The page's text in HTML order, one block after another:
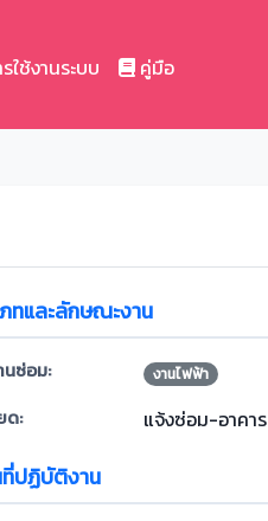
ใช้งานระบบ คู่มือ
ภทและลักษณะงาน
นซ่อม: งานไฟฟ้า
ด: แจ้งซ่อม-อาคาร
ปฏิบัติงาน